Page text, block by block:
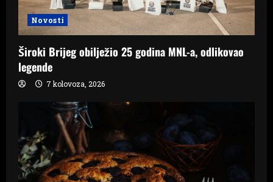
Novosti
Široki Brijeg obilježio 25 godina MNL-a, odlikovao
legende
7 kolovoza, 2026